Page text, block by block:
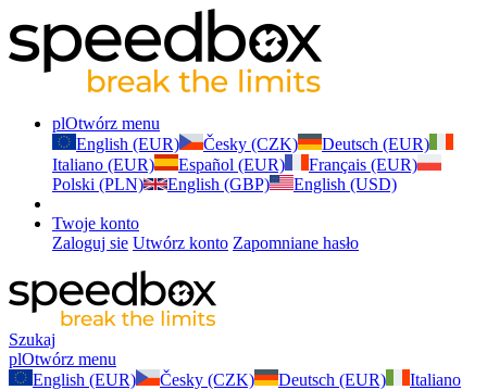
plOtwórz menu
English (EUR)
Česky (CZK)
Deutsch (EUR)
Italiano (EUR)
Español (EUR)
Français (EUR)
Polski (PLN)
English (GBP) English (USD)
Twoje konto
Zaloguj sie Utwórz konto Zapomniane hasło
Szukaj
plOtwórz menu
English (EUR)
Česky (CZK) Deutsch (EUR)
Italiano